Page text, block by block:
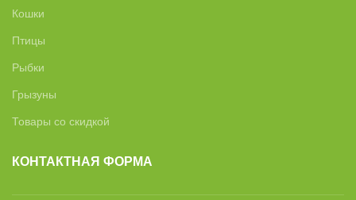
Кошки
Птицы
Рыбки
Грызуны
Товары со скидкой
КОНТАКТНАЯ ФОРМА